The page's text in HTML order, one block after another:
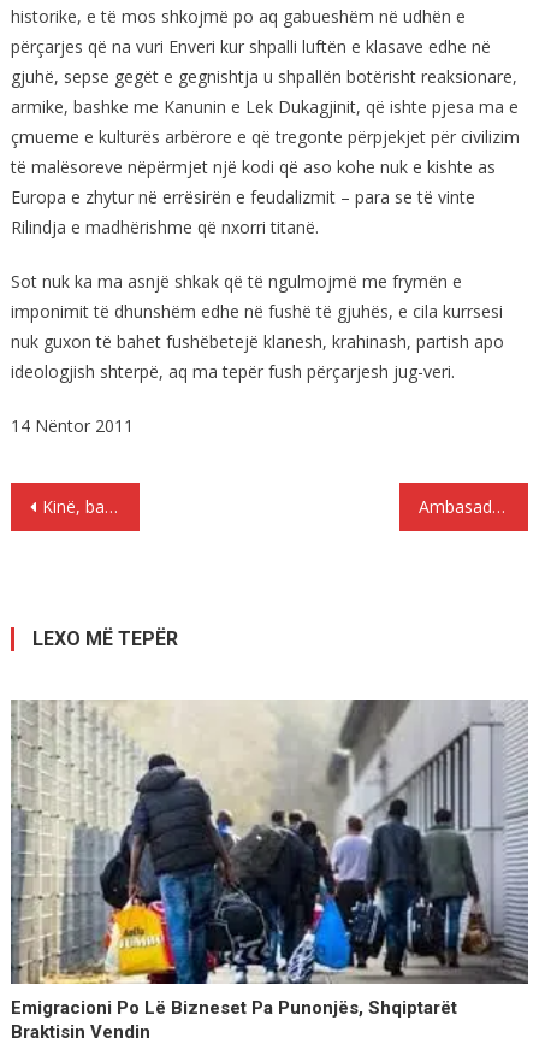
historike, e të mos shkojmë po aq gabueshëm në udhën e
përçarjes që na vuri Enveri kur shpalli luftën e klasave edhe në
gjuhë, sepse gegët e gegnishtja u shpallën botërisht reaksionare,
armike, bashke me Kanunin e Lek Dukagjinit, që ishte pjesa ma e
çmueme e kulturës arbërore e që tregonte përpjekjet për civilizim
të malësoreve nëpërmjet një kodi që aso kohe nuk e kishte as
Europa e zhytur në errësirën e feudalizmit – para se të vinte
Rilindja e madhërishme që nxorri titanë.
Sot nuk ka ma asnjë shkak që të ngulmojmë me frymën e
imponimit të dhunshëm edhe në fushë të gjuhës, e cila kurrsesi
nuk guxon të bahet fushëbetejë klanesh, krahinash, partish apo
ideologjish shterpë, aq ma tepër fush përçarjesh jug-veri.
14 Nëntor 2011
Lëvizje
Kinë, bazë për simulimin e jetës në Mars Ambasadorja gjermane: Prapa krizës politike janë lufta për pushtet, armiqësitë dhe frika e politikanëve
LEXO MË TEPËR
Emigracioni Po Lë Bizneset Pa Punonjës, Shqiptarët
Braktisin Vendin